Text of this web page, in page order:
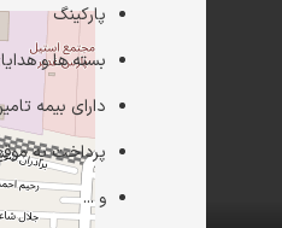
پارکینگ
بسته ها و
دارای بیمه
پرداخت به
و ...